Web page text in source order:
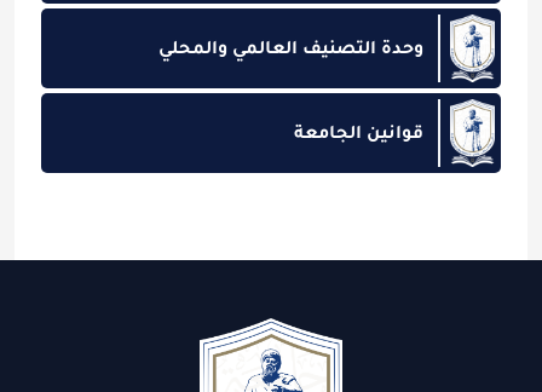
وحدة التصنيف العالمي والمحلي
قوانين الجامعة